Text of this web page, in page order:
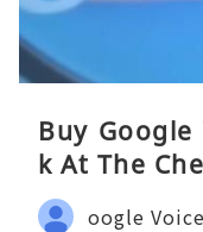
Buy
k At The
oogle